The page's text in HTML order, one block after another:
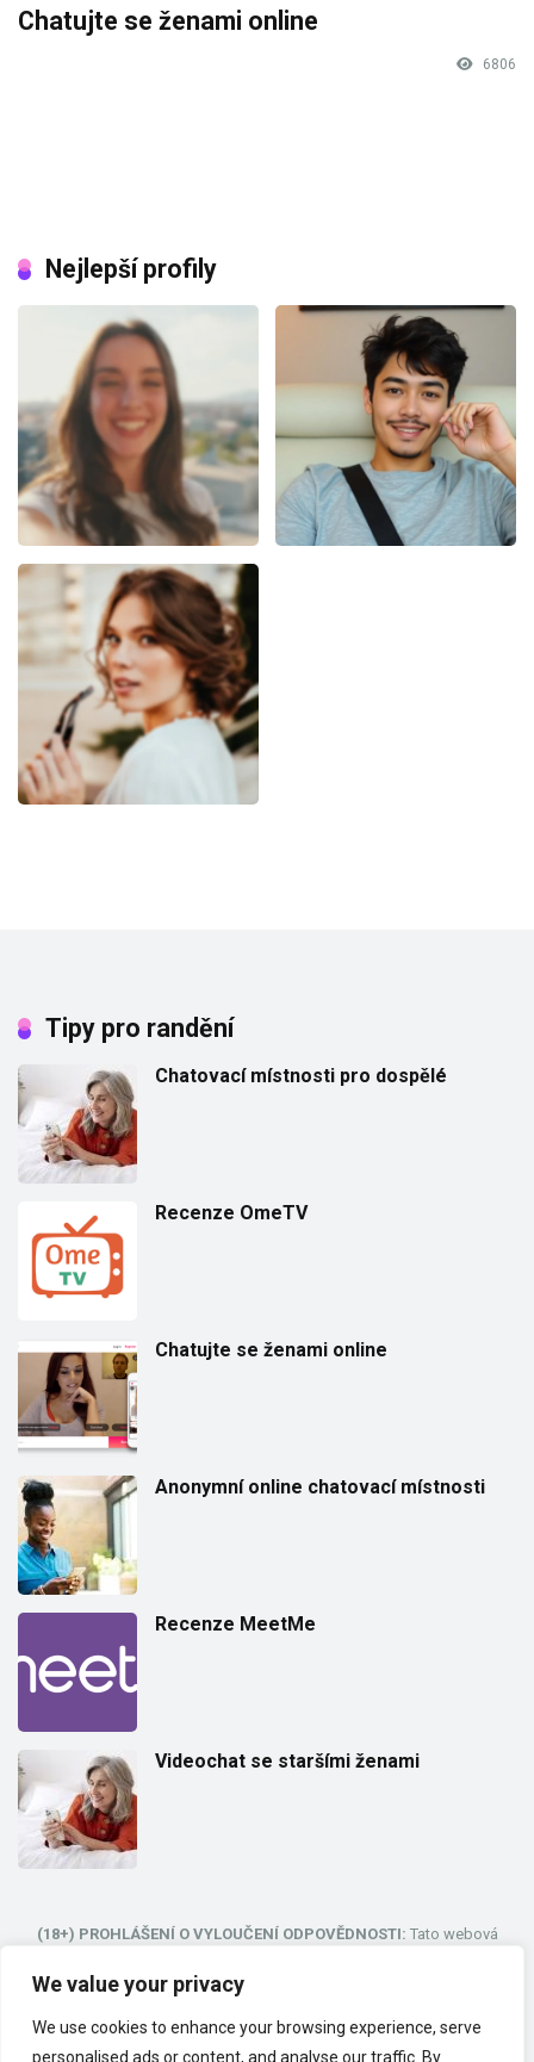
We value your privacy
We use cookies to enhance your browsing experience, serve
personalised ads or content, and analyse our traffic. By
Chatujte se ženami online
6806
Nejlepší profily
Tipy pro randění
Chatovací místnosti pro dospělé
Recenze OmeTV
Chatujte se ženami online
Anonymní online chatovací místnosti
Recenze MeetMe
Videochat se staršími ženami
(18+) PROHLÁŠENÍ O VYLOUČENÍ ODPOVĚDNOSTI: Tato webová
webovou stránku a web pro náhodný videochat, jehož cílem je propojit
lidi z celého světa.